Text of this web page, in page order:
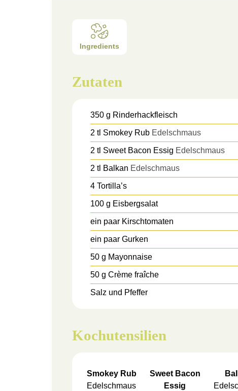
Ingredients
Zutaten
350 g Rinderhackfleisch
2 tl Smokey Rub Edelschmaus
2 tl Sweet Bacon Essig Edelschmaus
2 tl Balkan Edelschmaus
4 Tortilla’s
100 g Eisbergsalat
ein paar Kirschtomaten
ein paar Gurken
50 g Mayonnaise
50 g Crème fraîche
Salz und Pfeffer
Kochutensilien
Smokey Rub
Edelschmaus
Sweet Bacon
Essig